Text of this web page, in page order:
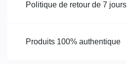
Politique de retour de 7 jours
Produits 100% authentique